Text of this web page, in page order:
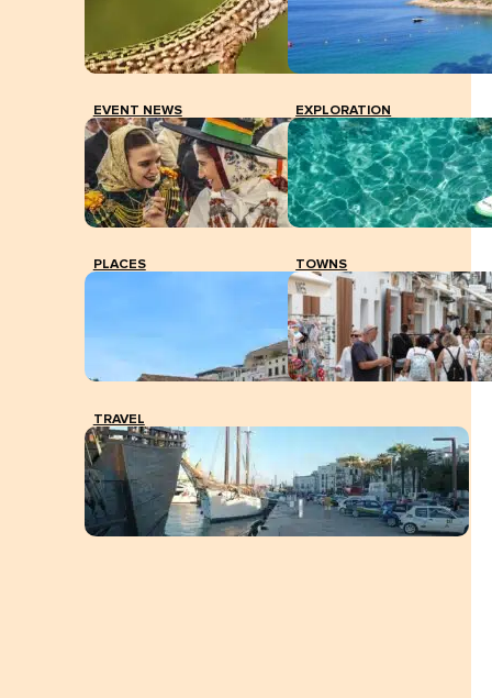
EVENT NEWS EXPLORATION
PLACES TOWNS
TRAVEL